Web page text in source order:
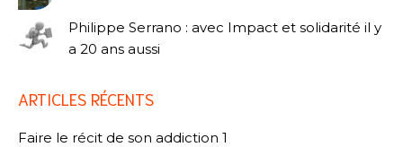
Philippe Serrano : avec Impact et solidarité il y
a 20 ans aussi
ARTICLES RÉCENTS
Faire le récit de son addiction 1